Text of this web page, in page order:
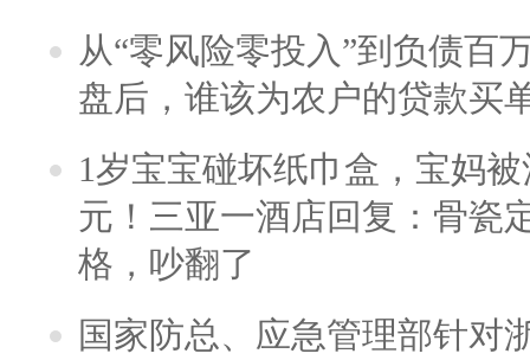
从“零风险零投入”到负债百
盘后，谁该为农户的贷款买
1岁宝宝碰坏纸巾盒，宝妈
元！三亚一酒店回复：骨瓷
格，吵翻了
国家防总、应急管理部针对